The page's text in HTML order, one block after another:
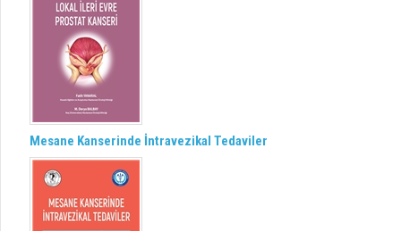
Mesane Kanserinde İntravezikal Tedaviler